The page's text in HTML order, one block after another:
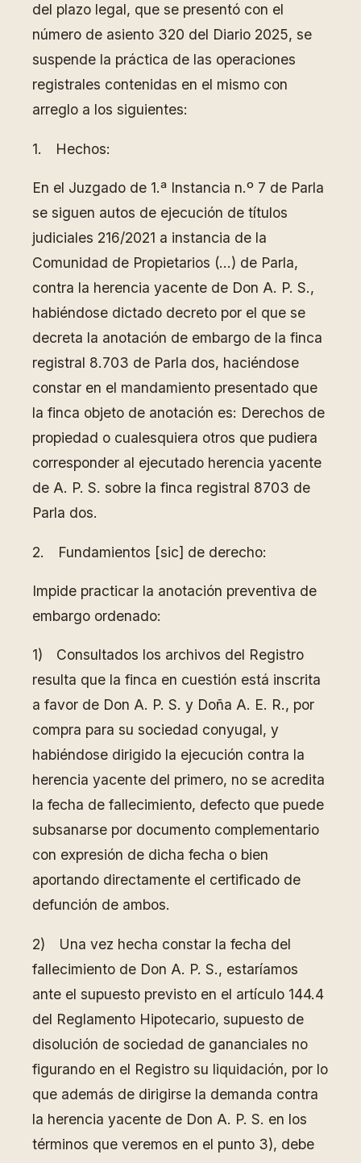
del plazo legal, que se presentó con el
número de asiento 320 del Diario 2025, se
suspende la práctica de las operaciones
registrales contenidas en el mismo con
arreglo a los siguientes:
1. Hechos:
En el Juzgado de 1.ª Instancia n.º 7 de Parla
se siguen autos de ejecución de títulos
judiciales 216/2021 a instancia de la
Comunidad de Propietarios (…) de Parla,
contra la herencia yacente de Don A. P. S.,
habiéndose dictado decreto por el que se
decreta la anotación de embargo de la finca
registral 8.703 de Parla dos, haciéndose
constar en el mandamiento presentado que
la finca objeto de anotación es: Derechos de
propiedad o cualesquiera otros que pudiera
corresponder al ejecutado herencia yacente
de A. P. S. sobre la finca registral 8703 de
Parla dos.
2. Fundamientos [sic] de derecho:
Impide practicar la anotación preventiva de
embargo ordenado:
1) Consultados los archivos del Registro
resulta que la finca en cuestión está inscrita
a favor de Don A. P. S. y Doña A. E. R., por
compra para su sociedad conyugal, y
habiéndose dirigido la ejecución contra la
herencia yacente del primero, no se acredita
la fecha de fallecimiento, defecto que puede
subsanarse por documento complementario
con expresión de dicha fecha o bien
aportando directamente el certificado de
defunción de ambos.
2) Una vez hecha constar la fecha del
fallecimiento de Don A. P. S., estaríamos
ante el supuesto previsto en el artículo 144.4
del Reglamento Hipotecario, supuesto de
disolución de sociedad de gananciales no
figurando en el Registro su liquidación, por lo
que además de dirigirse la demanda contra
la herencia yacente de Don A. P. S. en los
términos que veremos en el punto 3), debe